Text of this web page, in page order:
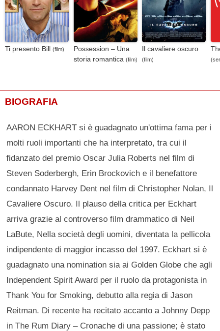
Ti presento Bill (film)
Possession – Una
storia romantica (film)
Il cavaliere oscuro
(film)
BIOGRAFIA
AARON ECKHART si è guadagnato un'ottima fama per i
molti ruoli importanti che ha interpretato, tra cui il
fidanzato del premio Oscar Julia Roberts nel film di
Steven Soderbergh, Erin Brockovich e il benefattore
condannato Harvey Dent nel film di Christopher Nolan, Il
Cavaliere Oscuro. Il plauso della critica per Eckhart
arriva grazie al controverso film drammatico di Neil
LaBute, Nella società degli uomini, diventata la pellicola
indipendente di maggior incasso del 1997. Eckhart si è
guadagnato una nomination sia ai Golden Globe che agli
Independent Spirit Award per il ruolo da protagonista in
Thank You for Smoking, debutto alla regia di Jason
Reitman. Di recente ha recitato accanto a Johnny Depp
in The Rum Diary – Cronache di una passione; è stato